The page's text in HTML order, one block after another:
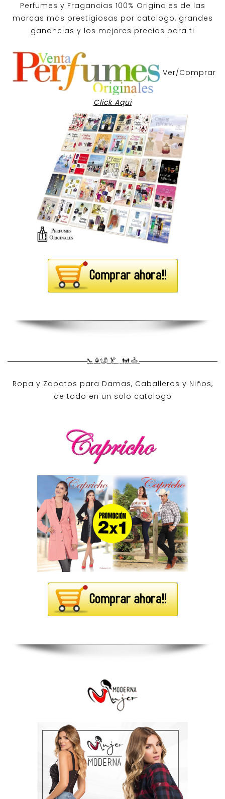
Perfumes y Fragancias 100% Originales de las
marcas mas prestigiosas por catalogo, grandes
ganancias y los mejores precios para ti
Ver/Comprar
Click Aqui
Ropa y Zapatos para Damas, Caballeros y Niños,
de todo en un solo catalogo